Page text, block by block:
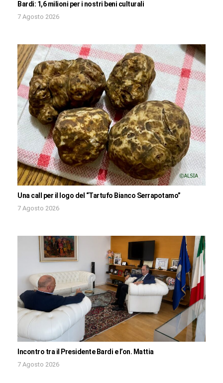
Bardi: 1,6 milioni per i nostri beni culturali
7 Agosto 2026
Una call per il logo del “Tartufo Bianco Serrapotamo”
7 Agosto 2026
Incontro tra il Presidente Bardi e l’on. Mattia
7 Agosto 2026